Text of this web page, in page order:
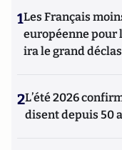
1Les Français
européenne pour
ira le grand
2L’été 2026
disent depuis 50